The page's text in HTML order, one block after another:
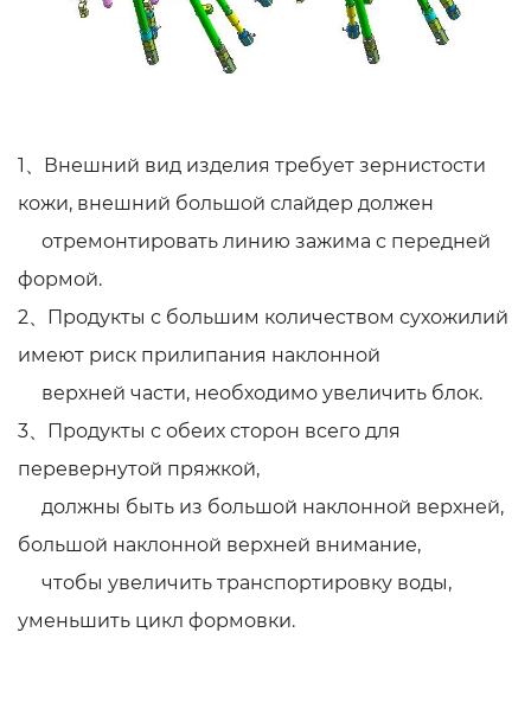
1、Внешний вид изделия требует зернистости
кожи, внешний большой слайдер должен
отремонтировать линию зажима с передней
формой.
2、Продукты с большим количеством сухожилий
имеют риск прилипания наклонной
верхней части, необходимо увеличить блок.
3、Продукты с обеих сторон всего для
перевернутой пряжкой,
должны быть из большой наклонной верхней,
большой наклонной верхней внимание,
чтобы увеличить транспортировку воды,
уменьшить цикл формовки.